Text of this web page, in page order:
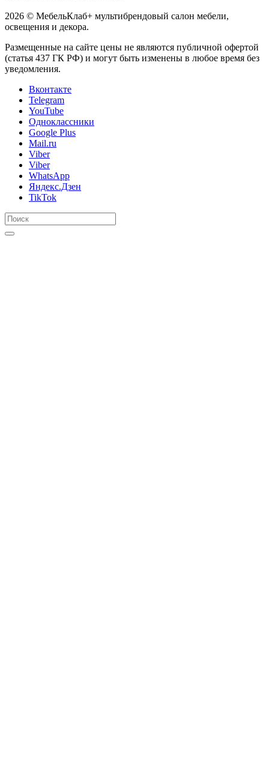
2026 © МебельКлаб+ мультибрендовый салон мебели,
освещения и декора.
Размещенные на сайте цены не являются публичной офертой
(статья 437 ГК РФ) и могут быть изменены в любое время без
уведомления.
Вконтакте
Telegram
YouTube
Одноклассники
Google Plus
Mail.ru
Viber
Viber
WhatsApp
Яндекс.Дзен
TikTok